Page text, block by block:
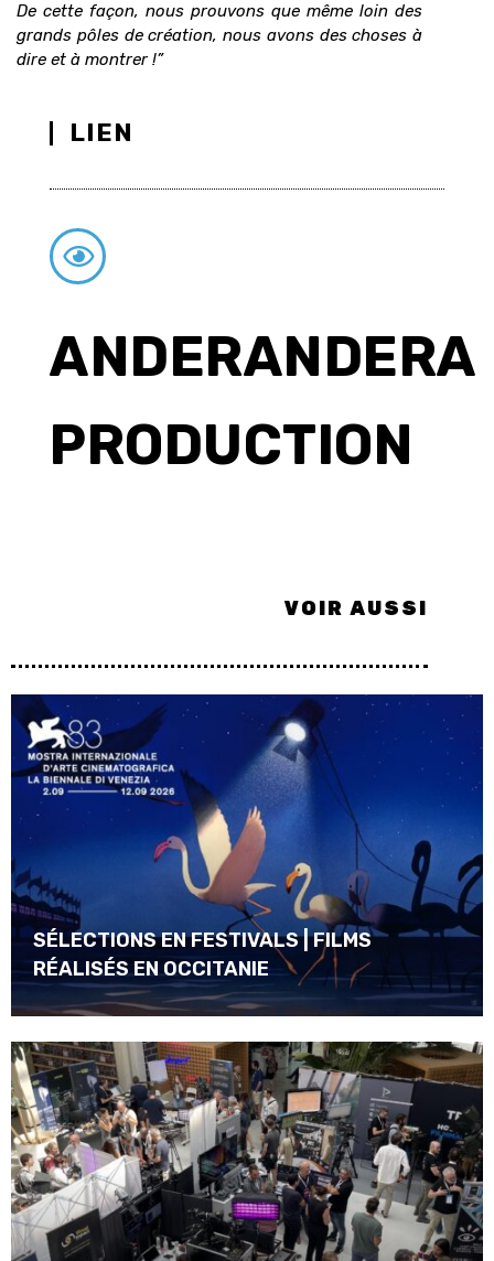
De cette façon, nous prouvons que même loin des
grands pôles de création, nous avons des choses à
dire et à montrer !”
LIEN
ANDERANDERA
PRODUCTION
VOIR AUSSI
SÉLECTIONS EN FESTIVALS | FILMS
RÉALISÉS EN OCCITANIE